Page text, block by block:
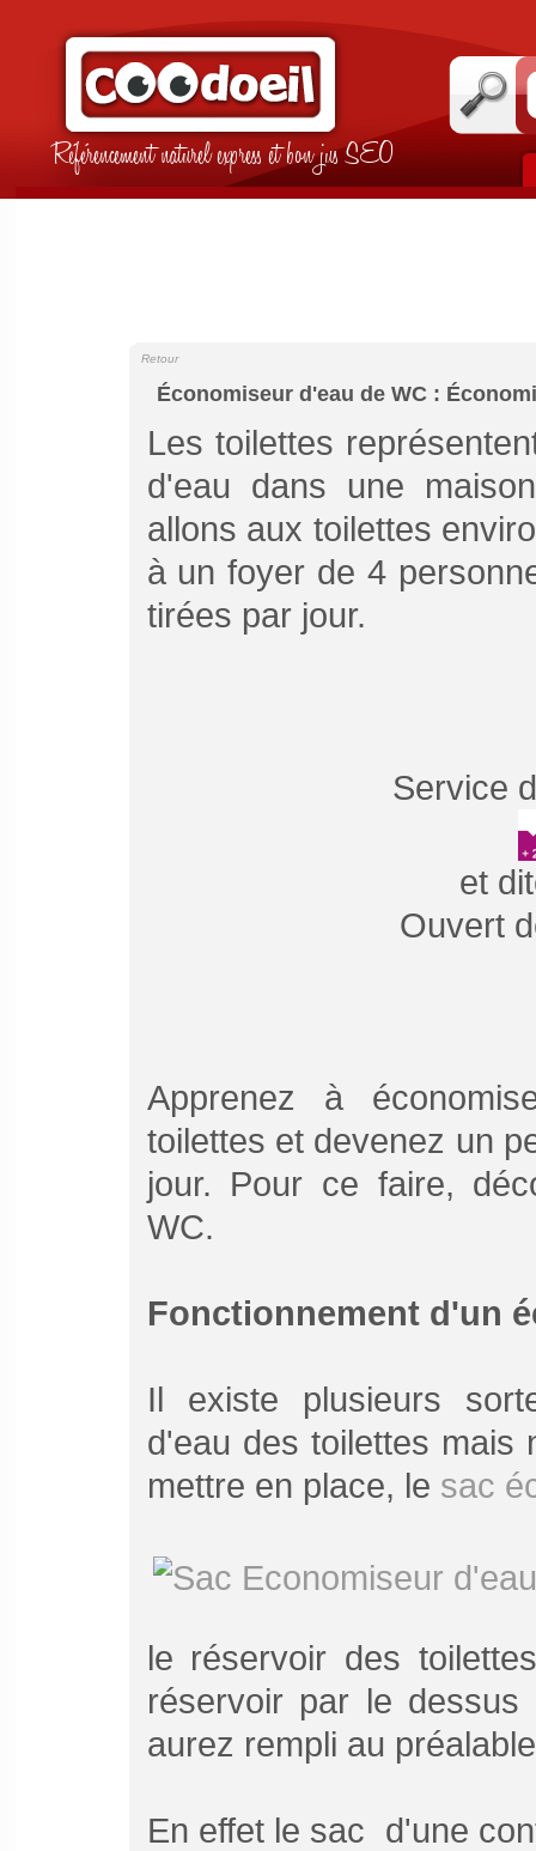
Référencement naturel express et bon jus SEO
Économiseur d'eau de WC :
Retour
Les toilettes
d'eau dans une
allons aux toilettes
à un foyer de 4
tirées par jour.
Service
et
Ouvert
Apprenez à
toilettes et devenez un
jour. Pour ce faire,
WC.
Fonctionnement d'un
Il existe plusieurs
d'eau des toilettes mais
mettre en place, le sac
le réservoir des
réservoir par le
aurez rempli au
En effet le sac d'une